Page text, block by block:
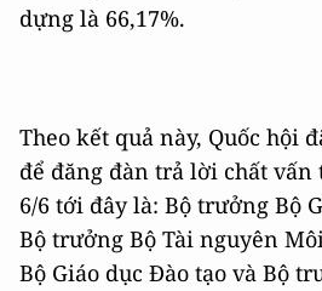
dựng là 66,17%.
Theo kết quả này, Quốc hội
để đăng đàn trả lời chất vấn
6/6 tới đây là: Bộ trưởng Bộ
Bộ trưởng Bộ Tài nguyên
Bộ Giáo dục Đào tạo và Bộ